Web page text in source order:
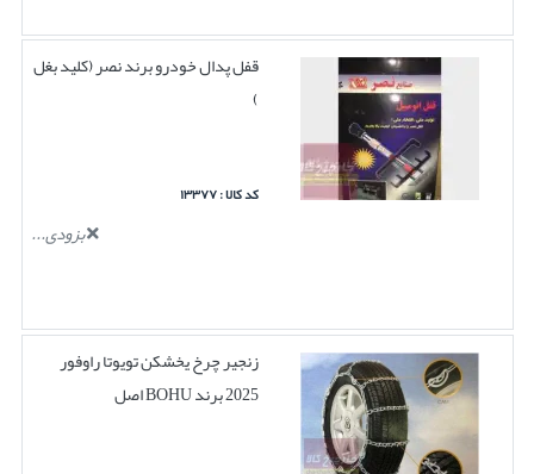
قفل پدال خودرو برند نصر (کلید بغل
)
کد کالا : ۱۳۳۷۷
بزودی...
زنجیر چرخ یخشکن تویوتا راوفور
2025 برند BOHU اصل